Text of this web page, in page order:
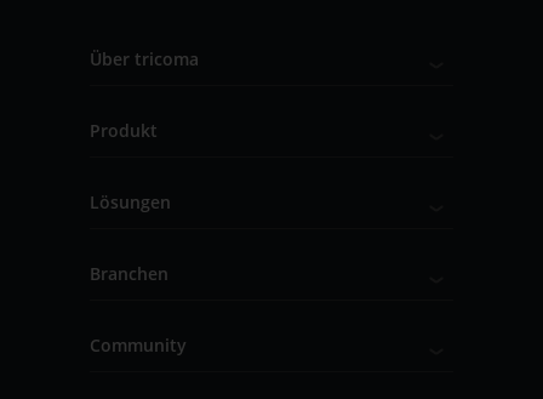
Über tricoma
Produkt
Lösungen
Branchen
Community